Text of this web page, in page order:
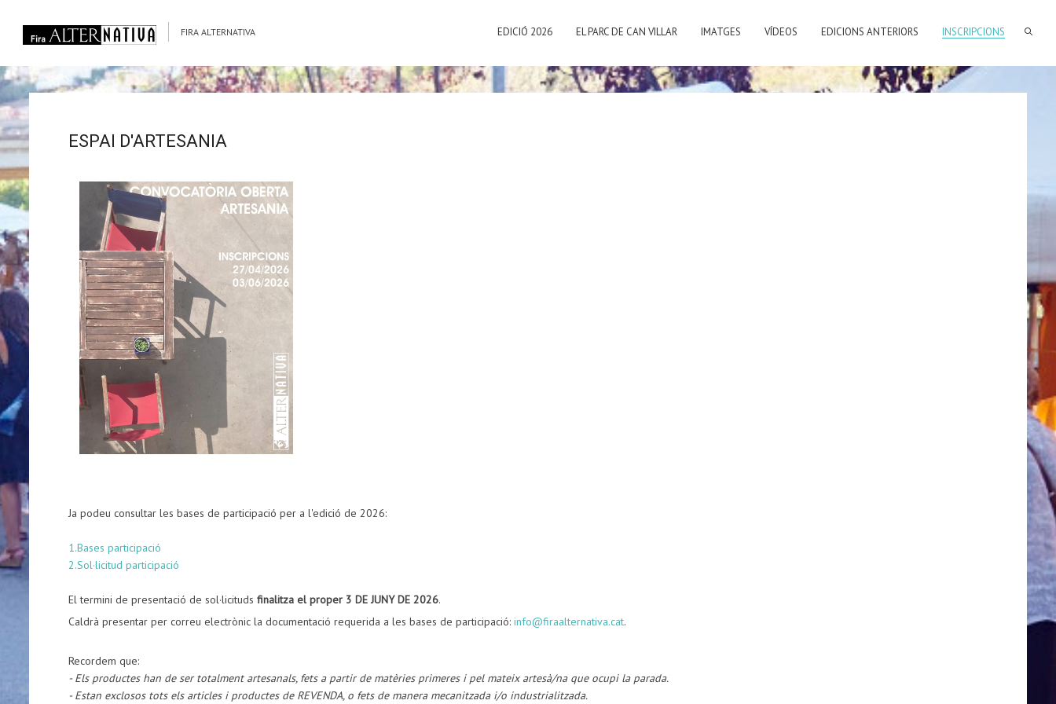
FIRA ALTERNATIVA EDICIÓ 2026 EL PARC DE CAN VILLAR IMATGES VÍDEOS EDICIONS ANTERIORS INSCRIPCIONS
SEARCH FORM
ESPAI D'ARTESANIA
Ja podeu consultar les bases de participació per a l'edició de 2026:
1.Bases participació
2.Sol·licitud participació
El termini de presentació de sol·licituds finalitza el proper 3 DE JUNY DE 2026.
Caldrà presentar per correu electrònic la documentació requerida a les bases de participació: info@firaalternativa.cat.
Recordem que:
- Els productes han de ser totalment artesanals, fets a partir de matèries primeres i pel mateix artesà/na que ocupi la parada.
- Estan exclosos tots els articles i productes de REVENDA, o fets de manera mecanitzada i/o industrialitzada.